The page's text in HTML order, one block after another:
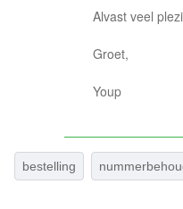
Alvast veel
Groet,
Youp
bestelling